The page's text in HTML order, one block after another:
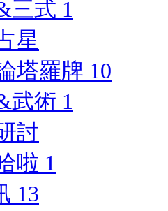
三式 1
星
塔羅牌 10
武術 1
討
啦 1
13